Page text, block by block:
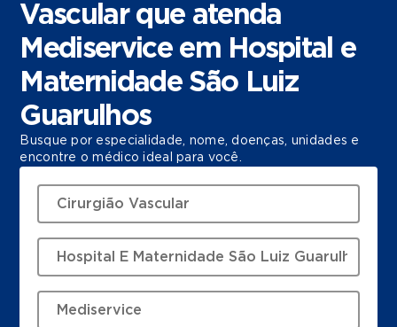
Vascular que atenda
Mediservice em Hospital e
Maternidade São Luiz
Guarulhos
Busque por especialidade, nome, doenças, unidades e
encontre o médico ideal para você.